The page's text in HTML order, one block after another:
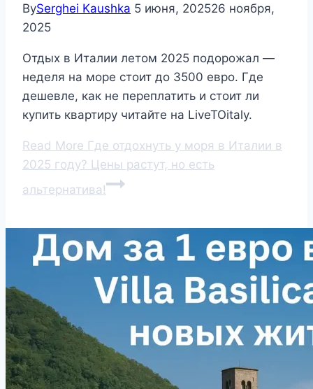
BySerghei Kaushka 5 июня, 202526 ноября,
2025
Отдых в Италии летом 2025 подорожал —
неделя на море стоит до 3500 евро. Где
дешевле, как не переплатить и стоит ли
купить квартиру читайте на LiveTOitaly.
Read More Где отдохнуть у моря в Италии в
2025 году? Цены растут, но есть
альтернатива!